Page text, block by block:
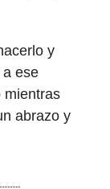
y
ese
mientras
abrazo y